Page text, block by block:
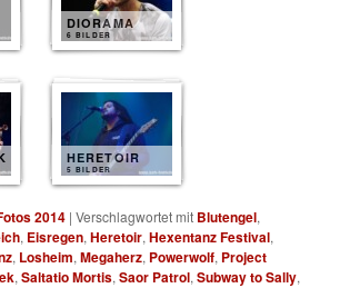
DIORAMA
6 BILDER
HERETOIR
5 BILDER
2014 |Verschlagwortet mit Blutengel,
, Eisregen,Heretoir,Hexentanz Festival,
, Losheim,Megaherz, Powerwolf, Project
,Saltatio Mortis,Saor Patrol,Subway to Sally,